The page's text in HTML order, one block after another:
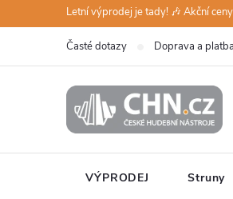
na
Letní výprodej je tady! 🎶 Akční
Časté dotazy Doprava a platba
VÝPRODEJ Struny